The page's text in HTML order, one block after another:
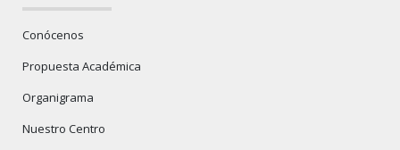
Conócenos
Propuesta Académica
Organigrama
Nuestro Centro